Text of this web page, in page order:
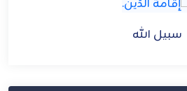
سبيل الله